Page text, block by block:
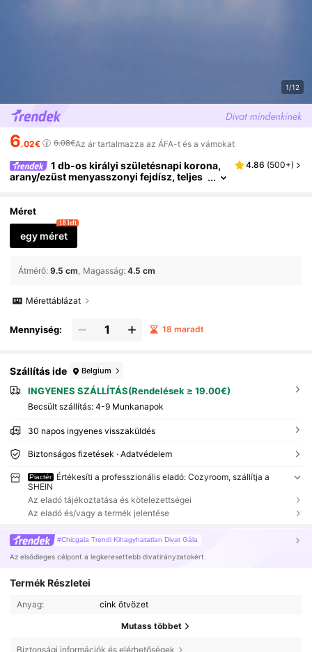
1/12
6.02€ 6.08€Az ár tartalmazza az ÁFA-t és a vámokat
1 db-os királyi születésnapi korona,
arany/ezüst menyasszonyi fejdísz, teljes
4.86 (500+)
Méret
egy méret
18 left
Átmérő: 9.5 cm Magasság: 4.5 cm
Mérettáblázat
Mennyiség: 18 maradt
Szállítás ide Belgium
INGYENES SZÁLLÍTÁS(Rendelések ≥ 19.00€)
Becsült szállítás: 4-9 Munkanapok
30 napos ingyenes visszaküldés
Biztonságos fizetések · Adatvédelem
Piactér
Értékesíti a professzionális eladó: Cozyroom, szállítja a
SHEIN
Az eladó tájékoztatása és kötelezettségei
Az eladó és/vagy a termék jelentése
#Chicgala Trendi Kihagyhatatlan Divat Gála
Az elsődleges célpont a legkeresettebb divatirányzatokért.
Termék Részletei
Anyag: cink ötvözet
Mutass többet
Biztonsági információk és elérhetőségek